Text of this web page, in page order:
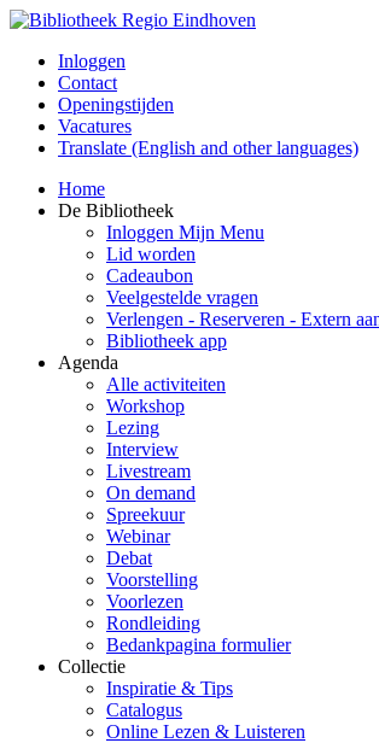
Inloggen
Contact
Openingstijden
Vacatures
Translate (English and other languages)
Home
De Bibliotheek
Inloggen Mijn Menu
Lid worden
Cadeaubon
Veelgestelde vragen
Verlengen - Reserveren - Extern
Bibliotheek app
Agenda
Alle activiteiten
Workshop
Lezing
Interview
Livestream
On demand
Spreekuur
Webinar
Debat
Voorstelling
Voorlezen
Rondleiding
Bedankpagina formulier
Collectie
Inspiratie & Tips
Catalogus
Online Lezen & Luisteren